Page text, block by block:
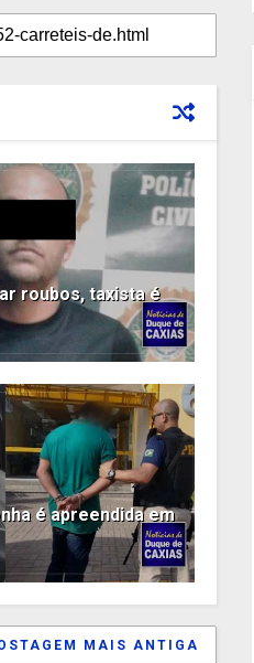
roubos, taxista é
é apreendida em
MAIS ANTIGA